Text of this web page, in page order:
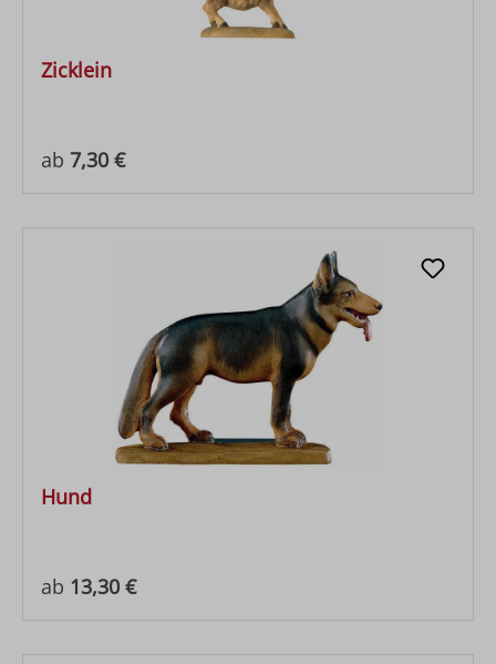
Zicklein
Regulärer Preis:
ab 7,30 €
Hund
Regulärer Preis:
ab 13,30 €